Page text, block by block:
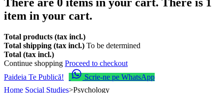
item in your cart.
Total products (tax incl.)
Total shipping (tax incl.) To be determined
Total (tax incl.)
Continue shopping Proceed to checkout
Paideia Te Publică!
Scrie-ne pe WhatsApp
Home Social Studies>Psychology